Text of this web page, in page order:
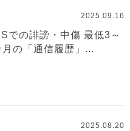
2025.09.16
での誹謗・中傷 最低3～
月の「通信履歴」...
2025.08.20